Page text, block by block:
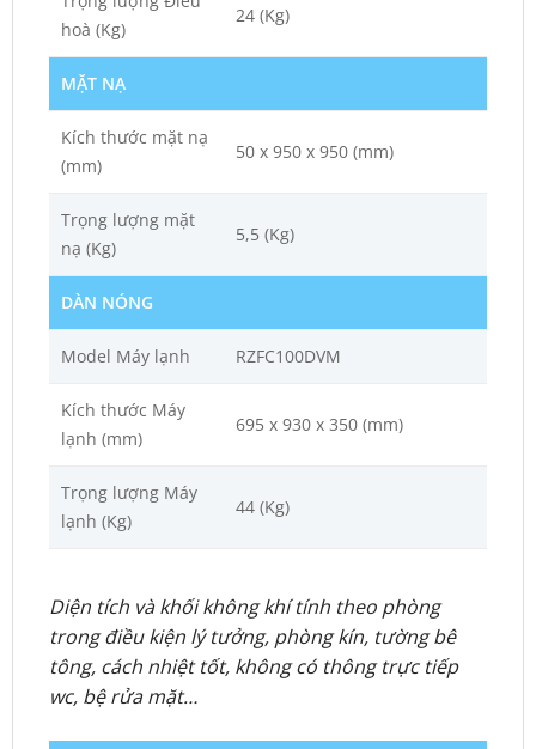
hoà (Kg)
24 (Kg)
MẶT NẠ
Kích thước mặt nạ
(mm)
50 x 950 x 950 (mm)
Trọng lượng mặt
nạ (Kg)
5,5 (Kg)
DÀN NÓNG
Model Máy lạnh RZFC100DVM
Kích thước Máy
lạnh (mm)
695 x 930 x 350 (mm)
Trọng lượng Máy
lạnh (Kg)
44 (Kg)
Diện tích và khối không khí tính theo phòng
trong điều kiện lý tưởng, phòng kín, tường bê
tông, cách nhiệt tốt, không có thông trực tiếp
wc, bệ rửa mặt…